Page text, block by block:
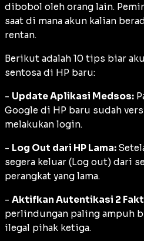
dibobol oleh orang lain.
saat di mana akun kalian
rentan.
Berikut adalah 10 tips biar
sentosa di HP baru:
- Update Aplikasi Medsos:
Google di HP baru sudah
melakukan login.
- Log Out dari HP Lama:
segera keluar (Log out) dari
perangkat yang lama.
- Aktifkan Autentikasi 2
perlindungan paling ampuh
ilegal pihak ketiga.